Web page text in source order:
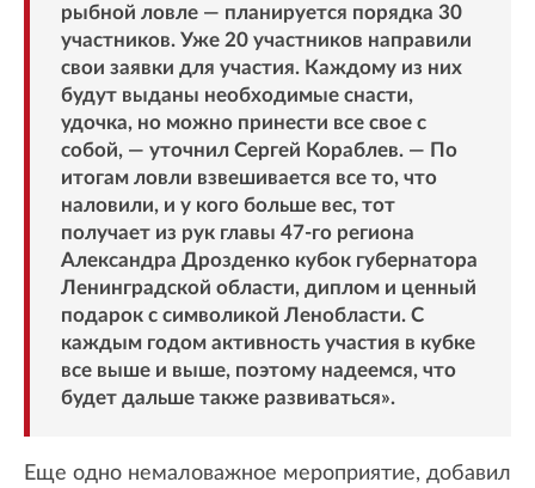
рыбной ловле — планируется порядка 30
участников. Уже 20 участников направили
свои заявки для участия. Каждому из них
будут выданы необходимые снасти,
удочка, но можно принести все свое с
собой, — уточнил Сергей Кораблев. — По
итогам ловли взвешивается все то, что
наловили, и у кого больше вес, тот
получает из рук главы 47-го региона
Александра Дрозденко кубок губернатора
Ленинградской области, диплом и ценный
подарок с символикой Ленобласти. С
каждым годом активность участия в кубке
все выше и выше, поэтому надеемся, что
будет дальше также развиваться».
Еще одно немаловажное мероприятие, добавил